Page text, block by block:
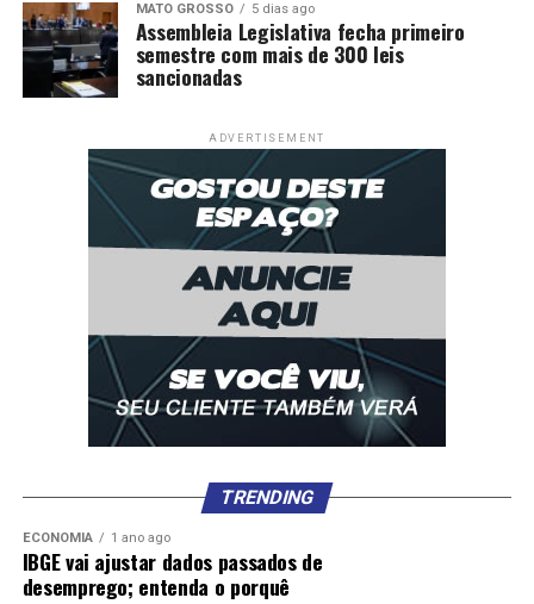
MATO GROSSO 5 dias ago
Assembleia Legislativa fecha primeiro
semestre com mais de 300 leis
sancionadas
ADVERTISEMENT
TRENDING
ECONOMIA 1 ano ago
IBGE vai ajustar dados passados de
desemprego; entenda o porquê